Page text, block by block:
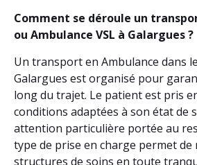
Comment se déroule un
ou Ambulance VSL à Galargues ?
Un transport en Ambulance dans
Galargues est organisé pour
long du trajet. Le patient est pris
conditions adaptées à son état de
attention particulière portée au
type de prise en charge permet de
structures de soins en toute